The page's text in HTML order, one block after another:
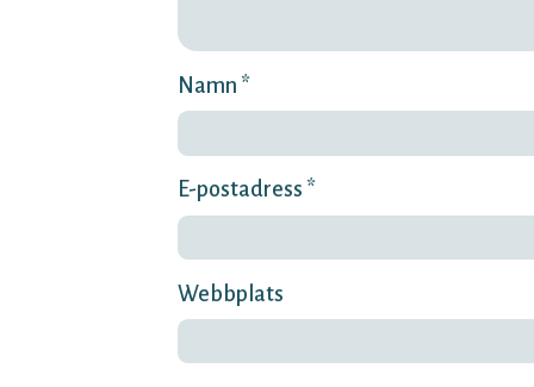
Namn *
E-postadress *
Webbplats